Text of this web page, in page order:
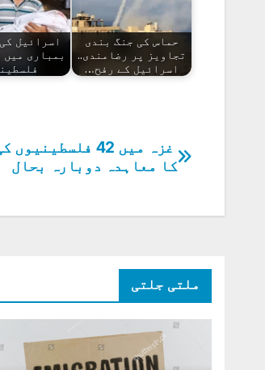
حماس کی جنگ بندی
تجاویز پر رضامندی..
اسرائیل کے رفح…
اسرائیل
پوسٹوں
نیویگیشن
غزہ میں 42
کا معاہدہ دوبارہ بحال
ملتی جلتی